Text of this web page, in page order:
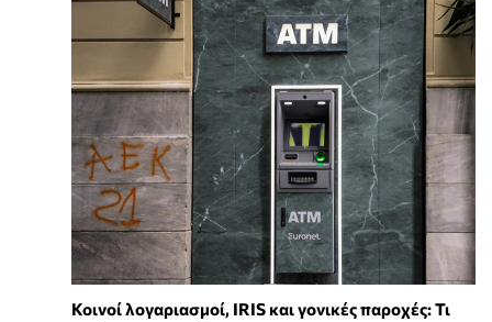
Κοινοί λογαριασμοί, IRIS και γονικές παροχές: Τι